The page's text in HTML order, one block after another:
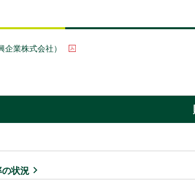
企業株式会社）
の状況